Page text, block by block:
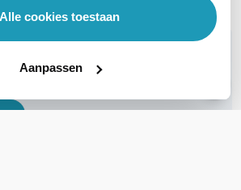
Alle cookies toestaan
Aanpassen
het onze experts!